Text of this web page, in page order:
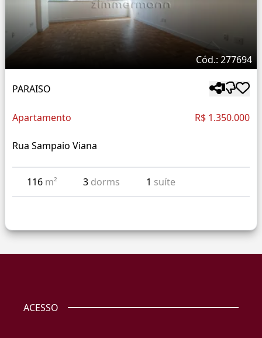
Cód.: 277694
PARAISO
Apartamento R$ 1.350.000
Rua Sampaio Viana
116 m² 3 dorms 1 suíte
ACESSO